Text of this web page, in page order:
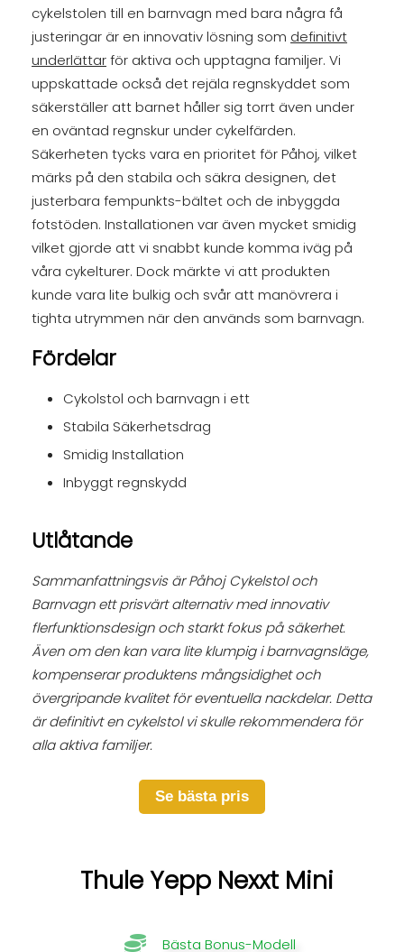
cykelstolen till en barnvagn med bara några få
justeringar är en innovativ lösning som definitivt
underlättarför aktiva och upptagna familjer. Vi
uppskattade också det rejäla regnskyddet som
säkerställer att barnet håller sig torrt även under
en oväntad regnskur under cykelfärden.
Säkerheten tycks vara en prioritet för Påhoj, vilket
märks på den stabila och säkra designen, det
justerbara fempunkts-bältet och de inbyggda
fotstöden. Installationen var även mycket smidig
vilket gjorde att vi snabbt kunde komma iväg på
våra cykelturer. Dock märkte vi att produkten
kunde vara lite bulkig och svår att manövrera i
tighta utrymmen när den används som barnvagn.
Fördelar
Cykolstol och barnvagn i ett
Stabila Säkerhetsdrag
Smidig Installation
Inbyggt regnskydd
Utlåtande
Sammanfattningsvis är Påhoj Cykelstol och
Barnvagn ett prisvärt alternativ med innovativ
flerfunktionsdesign och starkt fokus på säkerhet.
Även om den kan vara lite klumpig i barnvagnsläge,
kompenserar produktens mångsidighet och
övergripande kvalitet för eventuella nackdelar. Detta
är definitivt en cykelstol vi skulle rekommendera för
alla aktiva familjer.
Se bästa pris
Thule Yepp Nexxt Mini
Bästa Bonus-Modell